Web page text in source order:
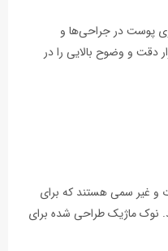
پوست در جراحی‌ها و
دقت و وضوح بالایی را در
و غیر سمی هستند که برای
نوک ماژیک طراحی شده برای